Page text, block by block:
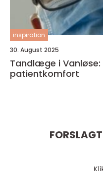
inspiration
30. August 2025
Tandlæge i
patientkomfort